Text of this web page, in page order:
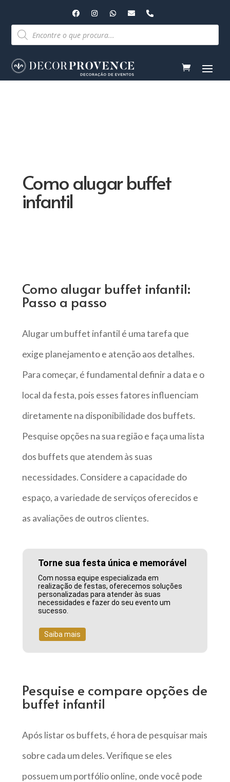
Pesquisar
produtos
Como alugar buffet
infantil
Como alugar buffet infantil:
Passo a passo
Alugar um buffet infantil é uma tarefa que
exige planejamento e atenção aos detalhes.
Para começar, é fundamental definir a data e o
local da festa, pois esses fatores influenciam
diretamente na disponibilidade dos buffets.
Pesquise opções na sua região e faça uma lista
dos buffets que atendem às suas
necessidades. Considere a capacidade do
espaço, a variedade de serviços oferecidos e
as avaliações de outros clientes.
Torne sua festa única e memorável
Com nossa equipe especializada em
realização de festas, oferecemos soluções
personalizadas para atender às suas
necessidades e fazer do seu evento um
sucesso.
Saiba mais
Pesquise e compare opções de
buffet infantil
Após listar os buffets, é hora de pesquisar mais
sobre cada um deles. Verifique se eles
possuem um portfólio online, onde você pode